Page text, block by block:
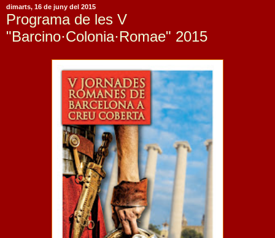
dimarts, 16 de juny del 2015
Programa de les V
"Barcino·Colonia·Romae" 2015